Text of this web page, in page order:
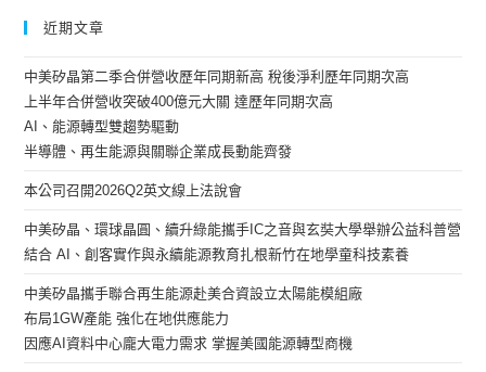
近期文章
中美矽晶第二季合併營收歷年同期新高 稅後淨利歷年同期次高
上半年合併營收突破400億元大關 達歷年同期次高
AI、能源轉型雙趨勢驅動
半導體、再生能源與關聯企業成長動能齊發
本公司召開2026Q2英文線上法說會
中美矽晶、環球晶圓、續升綠能攜手IC之音與玄奘大學舉辦公益科普營
結合 AI、創客實作與永續能源教育扎根新竹在地學童科技素養
中美矽晶攜手聯合再生能源赴美合資設立太陽能模組廠
布局1GW產能 強化在地供應能力
因應AI資料中心龐大電力需求 掌握美國能源轉型商機